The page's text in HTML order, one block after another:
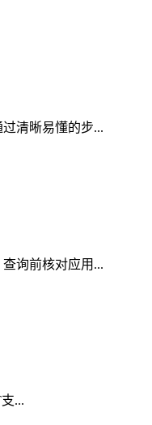
清晰易懂的步...
询前核对应用...
...